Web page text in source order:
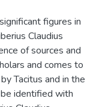
figures in
Claudius
of sources and
and comes to
Tacitus and in the
identified with